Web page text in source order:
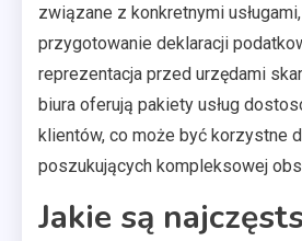
związane z konkretnymi
przygotowanie deklaracji
reprezentacja przed urzędami
biura oferują pakiety usług
klientów, co może być korzystne
poszukujących kompleksowej
Jakie są